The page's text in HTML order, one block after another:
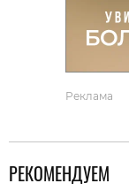
Реклама
РЕКОМЕНДУЕМ